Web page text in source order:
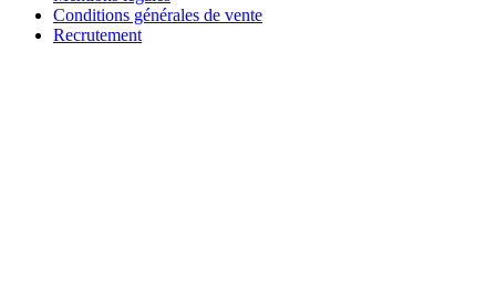
Conditions générales de vente
Recrutement